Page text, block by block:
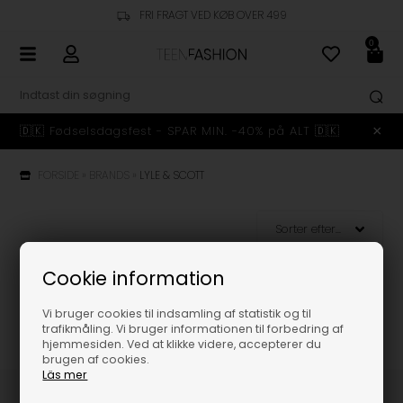
Cookie information
Vi bruger cookies til indsamling af statistik og til
trafikmåling. Vi bruger informationen til forbedring af
hjemmesiden. Ved at klikke videre, accepterer du
brugen af cookies.
Läs mer
FRI FRAGT VED KØB OVER 499
0
🇩🇰 Fødselsdagsfest - SPAR MIN. -40% på ALT 🇩🇰
LYLE & SCOTT